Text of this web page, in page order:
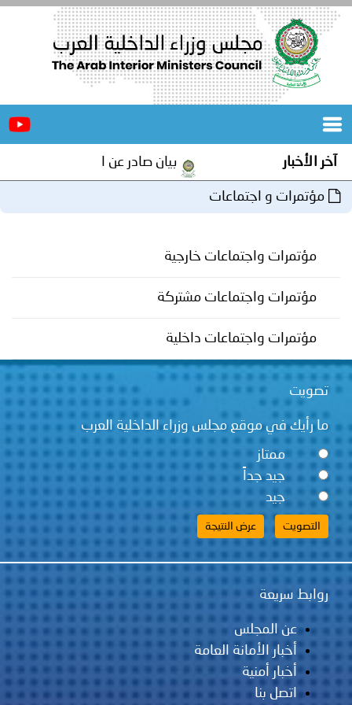
الرئيسية
المجلس
مؤتمرات
و
جهود
إنجازات
توعوية
الخدمات
الإلكترونية
صور
وفيديو
مجلة
أصداء
الأمانة
إعلانات
من
نحن
اتصل
بنا
آخر الأخبار بيان صادر عن الأمانة العامة
مؤتمرات و اجتماعات
مؤتمرات واجتماعات خارجية
مؤتمرات واجتماعات مشتركة
مؤتمرات واجتماعات داخلية
تصويت
ما رأيك في موقع مجلس وزراء الداخلية العرب
ممتاز
جيد جداً
جيد
روابط سريعة
عن المجلس
أخبار الأمانة العامة
أخبار أمنية
اتصل بنا